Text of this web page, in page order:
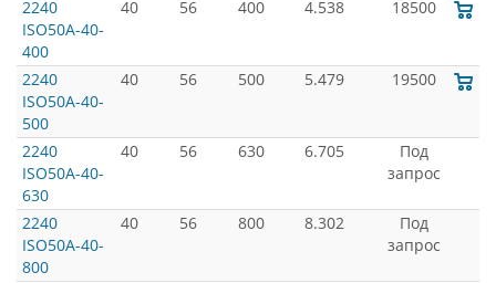
2240
ISO50A-40-
400
40 56 400 4.538 18500
2240
ISO50A-40-
500
40 56 500 5.479 19500
2240
ISO50A-40-
630
40 56 630 6.705
Под
запрос
2240
ISO50A-40-
800
40 56 800 8.302
Под
запрос